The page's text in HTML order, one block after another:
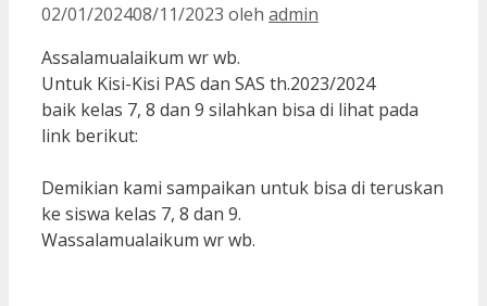
02/01/202408/11/2023 oleh admin
Assalamualaikum wr wb.
Untuk Kisi-Kisi PAS dan SAS th.2023/2024
baik kelas 7, 8 dan 9 silahkan bisa di lihat pada
link berikut:
Demikian kami sampaikan untuk bisa di teruskan
ke siswa kelas 7, 8 dan 9.
Wassalamualaikum wr wb.